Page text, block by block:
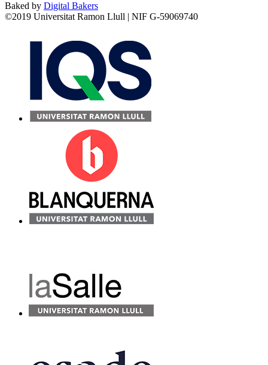
Baked by Digital Bakers
©2019 Universitat Ramon Llull | NIF G-59069740